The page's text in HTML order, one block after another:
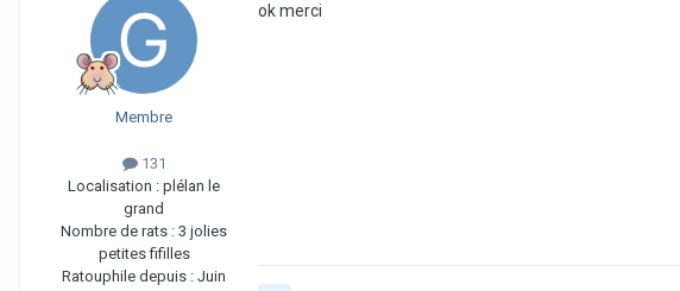
Membre
131
Localisation : plélan le
grand
Nombre de rats : 3 jolies
petites fifilles
Ratouphile depuis : Juin
ok merci